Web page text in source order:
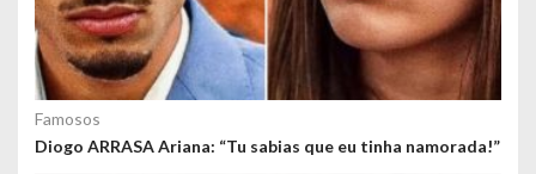
Famosos
Diogo ARRASA Ariana: “Tu sabias que eu tinha namorada!”